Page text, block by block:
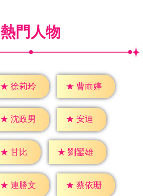
熱門人物
★ 徐莉玲 ★ 曹雨婷
★ 沈政男 ★ 安迪
★ 甘比 ★ 劉鑾雄
★ 連勝文 ★ 蔡依珊